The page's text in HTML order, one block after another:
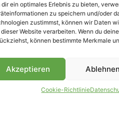
dir ein optimales Erlebnis zu bieten,
zu speichern und/oder
zustimmst, können wir Daten
Website verarbeiten. Wenn du
können bestimmte Merkmale
Akzeptieren Ablehnen
Cookie-Richtlinie